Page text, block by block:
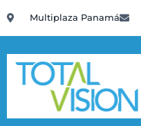
Multiplaza Panamá